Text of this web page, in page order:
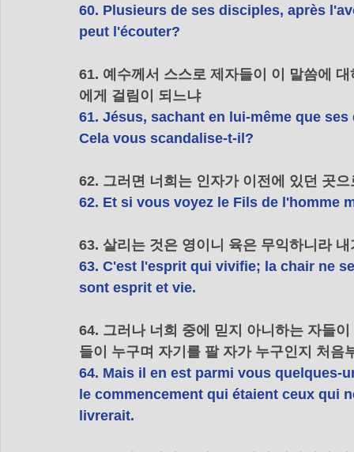
60. Plusieurs de ses disciples, après
peut l'écouter?
61. 예수께서 스스로 제자들이 이 말씀에
에게 걸림이 되느냐
61. Jésus, sachant en lui-même que
Cela vous scandalise-t-il?
62. 그러면 너희는 인자가 이전에 있던 곳
62. Et si vous voyez le Fils de l'homme
63. 살리는 것은 영이니 육은 무익하니라
63. C'est l'esprit qui vivifie; la chair ne
sont esprit et vie.
64. 그러나 너희 중에 믿지 아니하는 자들
들이 누구며 자기를 팔 자가 누구인지 처음
64. Mais il en est parmi vous
le commencement qui étaient ceux qui
livrerait.